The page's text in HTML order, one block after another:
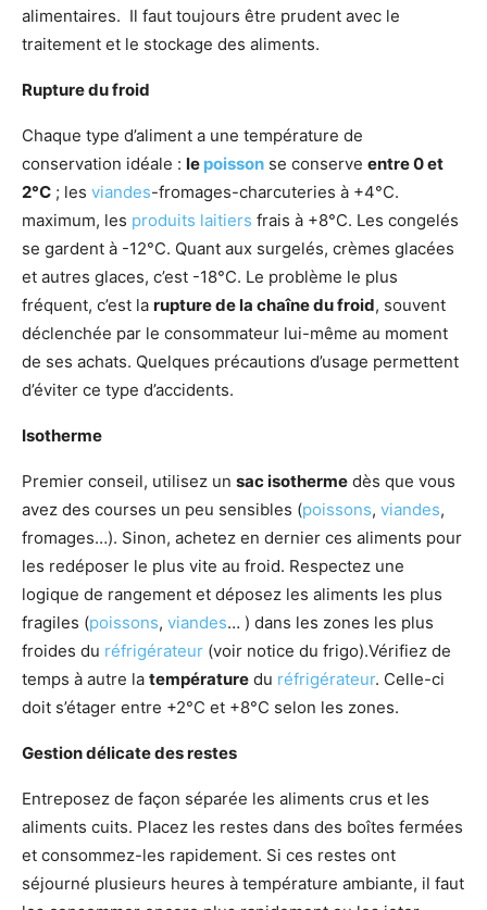
alimentaires. Il faut toujours être prudent avec le
traitement et le stockage des aliments.
Rupture du froid
Chaque type d’aliment a une température de
conservation idéale : le poisson se conserve entre 0 et
2°C ; les viandes-fromages-charcuteries à +4°C.
maximum, les produits laitiers frais à +8°C. Les congelés
se gardent à -12°C. Quant aux surgelés, crèmes glacées
et autres glaces, c’est -18°C. Le problème le plus
fréquent, c’est la rupture de la chaîne du froid, souvent
déclenchée par le consommateur lui-même au moment
de ses achats. Quelques précautions d’usage permettent
d’éviter ce type d’accidents.
Isotherme
Premier conseil, utilisez un sac isotherme dès que vous
avez des courses un peu sensibles (poissons, viandes,
fromages…). Sinon, achetez en dernier ces aliments pour
les redéposer le plus vite au froid. Respectez une
logique de rangement et déposez les aliments les plus
fragiles (poissons, viandes… ) dans les zones les plus
froides du réfrigérateur (voir notice du frigo).Vérifiez de
temps à autre la température du réfrigérateur. Celle-ci
doit s’étager entre +2°C et +8°C selon les zones.
Gestion délicate des restes
Entreposez de façon séparée les aliments crus et les
aliments cuits. Placez les restes dans des boîtes fermées
et consommez-les rapidement. Si ces restes ont
séjourné plusieurs heures à température ambiante, il faut